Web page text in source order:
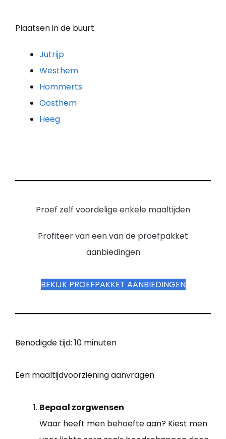
Plaatsen in de buurt
Jutrijp
Westhem
Hommerts
Oosthem
Heeg
Proef zelf voordelige enkele maaltijden
Profiteer van een van de proefpakket
aanbiedingen
BEKIJK PROEFPAKKET AANBIEDINGEN
Benodigde tijd: 10 minuten
Een maaltijdvoorziening aanvragen
Bepaal zorgwensen
Waar heeft men behoefte aan? Kiest men